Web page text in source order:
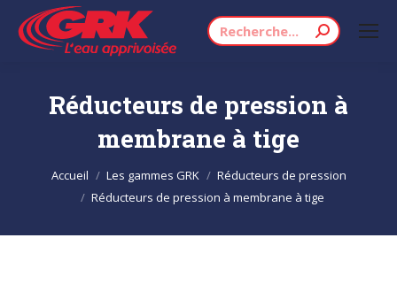
Recherche
Réducteurs de pression à
membrane à tige
Vous êtes ici :
Accueil Les gammes GRK
Réducteurs de pression
Réducteurs de pression à membrane à tige